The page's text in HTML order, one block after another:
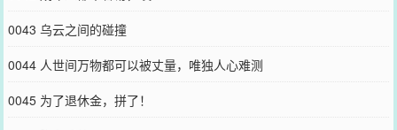
0043 乌云之间的碰撞
0044 人世间万物都可以被丈量，唯独人心难测
0045 为了退休金，拼了！